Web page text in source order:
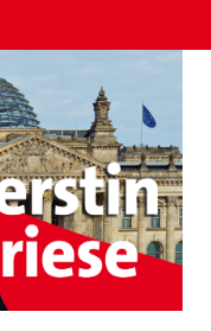
springen